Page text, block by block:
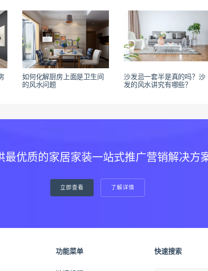
如何化解厨房上面是卫生间
的风水问题
沙发忌一套半是真的吗？沙
发的风水讲究有哪些？
最优质的家居家装一站式推广营销解决方
立即查看 了解详情
功能菜单 快速搜索